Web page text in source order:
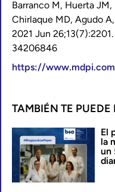
Barranco M, Huerta
Chirlaque MD, Agudo
2021 Jun
34206846
https://
TAMBIÉN TE PUEDE
El
la
un